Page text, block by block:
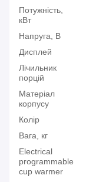
Потужність,
кВт
Напруга, В
Дисплей
Лічильник
порцій
Матеріал
корпусу
Колір
Вага, кг
Electrical
programmable
cup warmer